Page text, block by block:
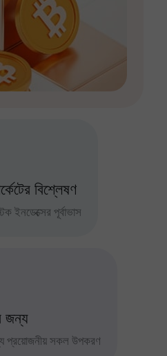
বিশ্লেষণ
ইনডেক্সের পূর্বাভাস
জন্য
প্রয়োজনীয় সকল উপকরণ